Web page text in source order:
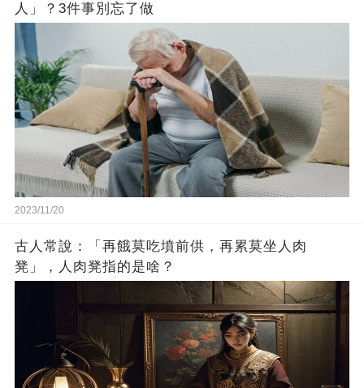
人」？3件事別忘了做
2023/11/20
古人常說：「再餓莫吃墳前供，再累莫坐人肉
凳」，人肉凳指的是啥？